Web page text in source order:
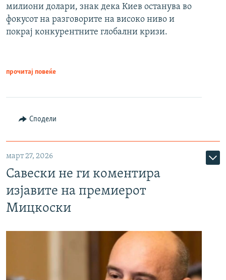
милиони долари, знак дека Киев останува во
фокусот на разговорите на високо ниво и
покрај конкурентните глобални кризи.
прочитај повеќе
Сподели
март 27, 2026
Савески не ги коментира
изјавите на премиерот
Мицкоски